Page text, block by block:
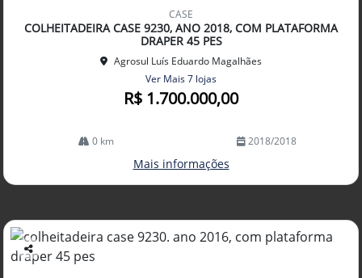
arti
lhe
CASE
COLHEITADEIRA CASE 9230, ANO 2018, COM PLATAFORMA
DRAPER 45 PES
Agrosul Luís Eduardo Magalhães
Ver Mais 7 lojas
R$ 1.700.000,00
0 km 2018/2018
Mais informações
Co